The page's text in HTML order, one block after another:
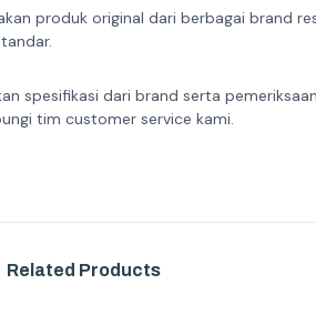
produk original dari berbagai brand
spesifikasi dari brand serta
tim customer service kami.
Related Products